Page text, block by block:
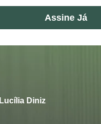
Assine Já
Lucília Diniz